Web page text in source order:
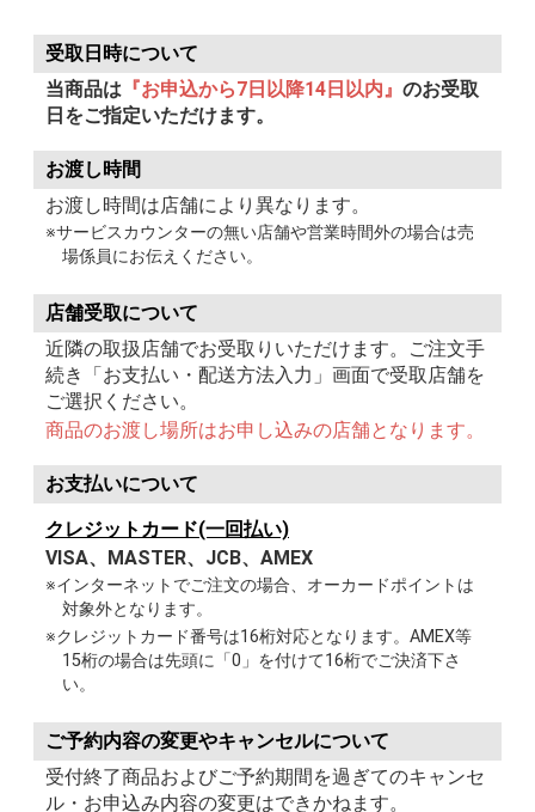
受取日時について
当商品は 『お申込から7日以降14日以内』 のお受取
日をご指定いただけます。
お渡し時間
お渡し時間は店舗により異なります。
※サービスカウンターの無い店舗や営業時間外の場合は売
場係員にお伝えください。
店舗受取について
近隣の取扱店舗でお受取りいただけます。ご注文手
続き「お支払い・配送方法入力」画面で受取店舗を
ご選択ください。
商品のお渡し場所はお申し込みの店舗となります。
お支払いについて
クレジットカード(一回払い)
VISA、MASTER、JCB、AMEX
※インターネットでご注文の場合、オーカードポイントは
対象外となります。
※クレジットカード番号は16桁対応となります。AMEX等
15桁の場合は先頭に「0」を付けて16桁でご決済下さ
い。
ご予約内容の変更やキャンセルについて
受付終了商品およびご予約期間を過ぎてのキャンセ
ル・お申込み内容の変更はできかねます。